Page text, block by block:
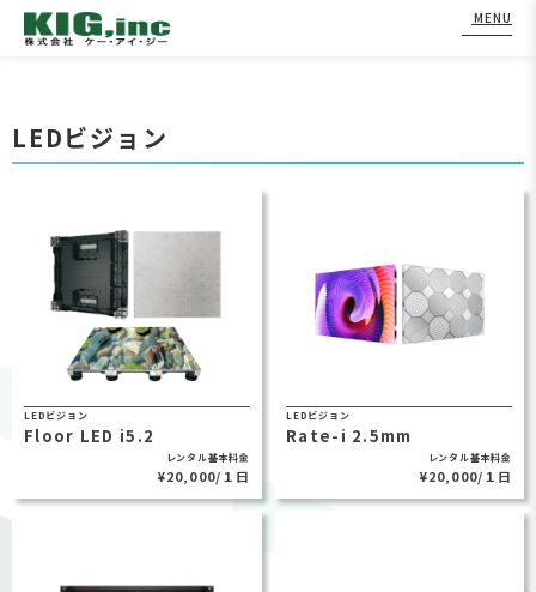
content
MENU
LEDビジョン
LEDビジョン
Floor LED i5.2
レンタル基本料金
¥20,000/１日
LEDビジョン
Rate-i 2.5mm
レンタル基本料金
¥20,000/１日